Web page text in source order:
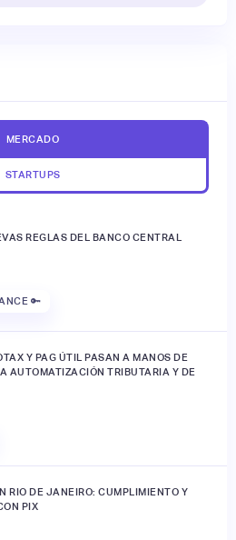
MERCADO
STARTUPS
REGLAS DEL BANCO CENTRAL
🔑
Y PAG ÚTIL PASAN A MANOS DE
AUTOMATIZACIÓN TRIBUTARIA Y DE
RIO DE JANEIRO: CUMPLIMIENTO Y
PIX